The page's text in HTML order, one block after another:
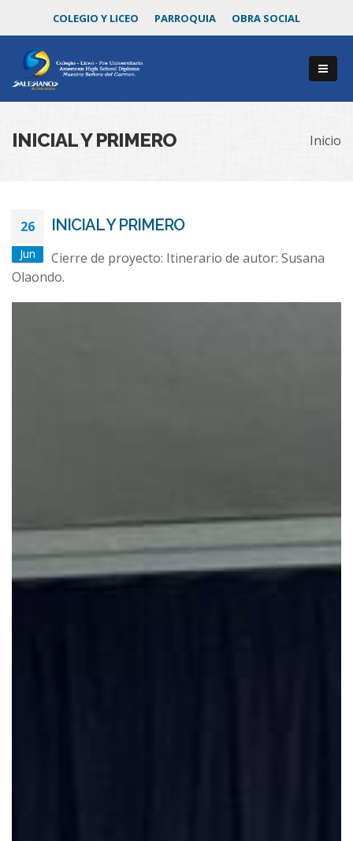
COLEGIO Y LICEO PARROQUIA OBRA SOCIAL
INICIAL Y PRIMERO Inicio
26
Jun
INICIAL Y PRIMERO
Cierre de proyecto: Itinerario de autor: Susana
Olaondo.